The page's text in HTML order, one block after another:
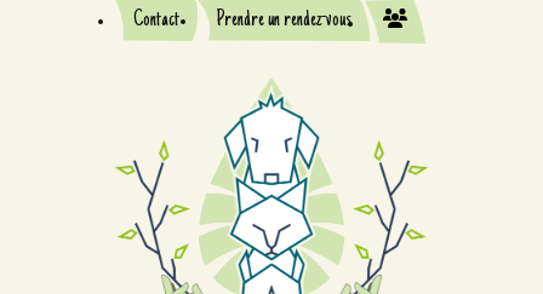
Contact Prendre un rendez-vous